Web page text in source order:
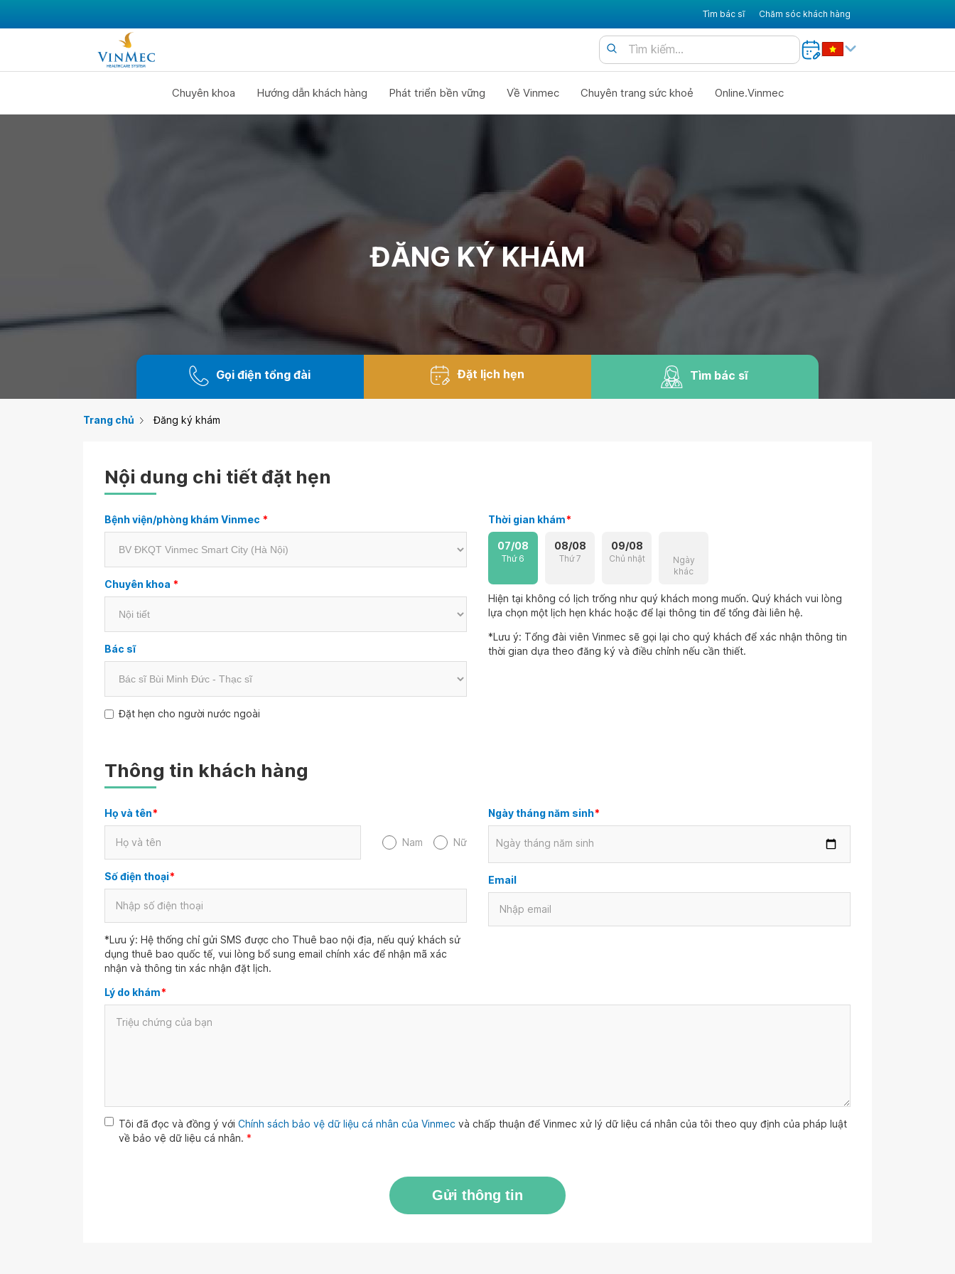
Tìm bác sĩ Chăm sóc khách hàng
Chuyên khoa Hướng dẫn khách hàng Phát triển bền vững Về Vinmec Chuyên trang sức khoẻ Online.Vinmec
ĐĂNG KÝ KHÁM
Gọi điện tổng đài Đặt lịch hẹn Tìm bác sĩ
Trang chủ Đăng ký khám
Nội dung chi tiết đặt hẹn
Bệnh viện/phòng khám Vinmec *
Chuyên khoa *
Bác sĩ
Đặt hẹn cho người nước ngoài
Thời gian khám*
07/08
Thứ 6
08/08
Thứ 7
09/08
Chủ nhật
Ngày
khác
Hiện tại không có lịch trống như quý khách mong muốn. Quý khách vui lòng
lựa chọn một lịch hẹn khác hoặc để lại thông tin để tổng đài liên hệ.
*Lưu ý: Tổng đài viên Vinmec sẽ gọi lại cho quý khách để xác nhận thông tin
thời gian dựa theo đăng ký và điều chỉnh nếu cần thiết.
Thông tin khách hàng
Họ và tên*
Nam Nữ
Số điện thoại*
*Lưu ý: Hệ thống chỉ gửi SMS được cho Thuê bao nội địa, nếu quý khách sử
dụng thuê bao quốc tế, vui lòng bổ sung email chính xác để nhận mã xác
nhận và thông tin xác nhận đặt lịch.
Ngày tháng năm sinh*
Ngày tháng năm sinh
Email
Lý do khám*
Tôi đã đọc và đồng ý với Chính sách bảo vệ dữ liệu cá nhân của Vinmec và chấp thuận để Vinmec xử lý dữ liệu cá nhân của tôi theo quy định của pháp luật
về bảo vệ dữ liệu cá nhân. *
Gửi thông tin